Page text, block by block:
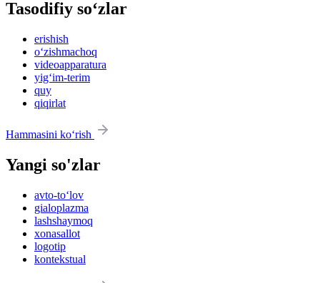
Tasodifiy so‘zlar
erishish
o‘zishmachoq
videoapparatura
yig‘im-terim
quy
qiqirlat
Hammasini ko‘rish
Yangi so'zlar
avto-to‘lov
gialoplazma
lashshaymoq
xonasallot
logotip
kontekstual